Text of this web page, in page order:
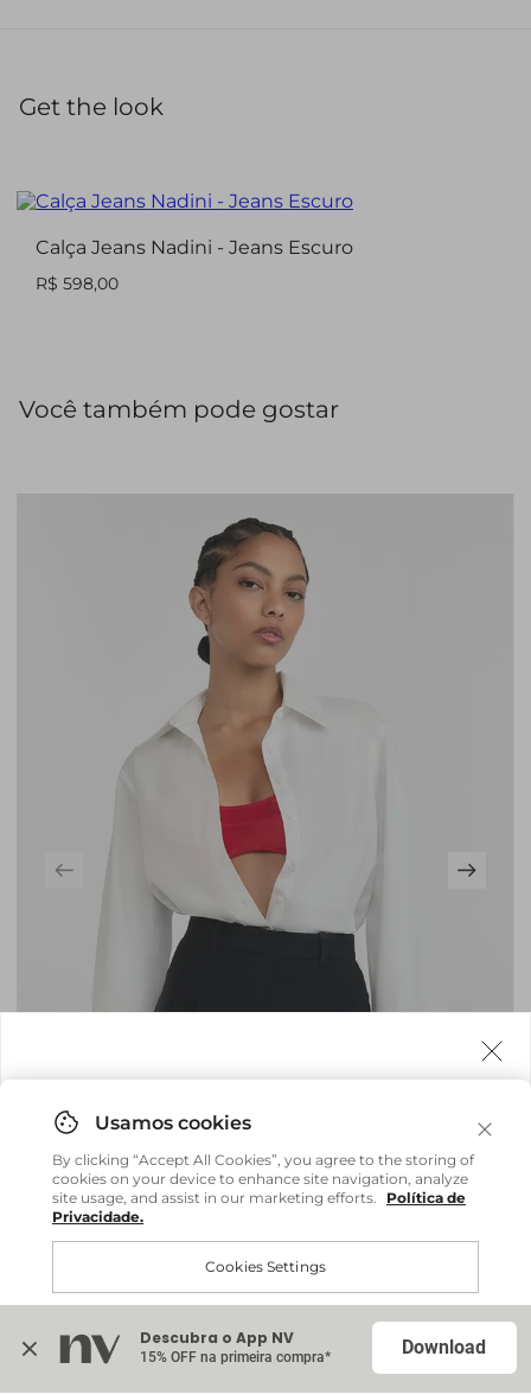
Get the look
Calça Jeans Nadini - Jeans Escuro
R$ 598,00
Você também pode gostar
Top Tayla - Vermelho Salsa
R$ 74,40
ou até6x R$ 12,40sem juros
em sua casa, não importa onde você estiver.
Comprar no site internacional
InternacionalDescubra o App NV
15% OFF na primeira compra* Download
By clicking “Accept All Cookies”, you agree to the storing of
cookies on your device to enhance site navigation, analyze
site usage, and assist in our marketing efforts.
Política de
Privacidade.
Cookies Settings
Accept All Cookies